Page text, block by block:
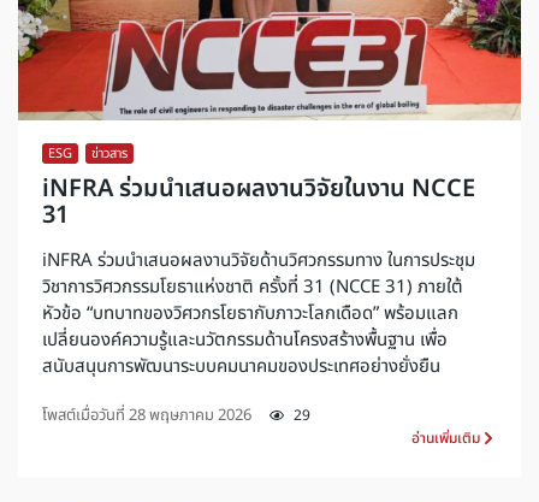
ESG ข่าวสาร
iNFRA ร่วมนำเสนอผลงานวิจัยในงาน NCCE
31
iNFRA ร่วมนำเสนอผลงานวิจัยด้านวิศวกรรมทาง ในการประชุม
วิชาการวิศวกรรมโยธาแห่งชาติ ครั้งที่ 31 (NCCE 31) ภายใต้
หัวข้อ “บทบาทของวิศวกรโยธากับภาวะโลกเดือด” พร้อมแลก
เปลี่ยนองค์ความรู้และนวัตกรรมด้านโครงสร้างพื้นฐาน เพื่อ
สนับสนุนการพัฒนาระบบคมนาคมของประเทศอย่างยั่งยืน
โพสต์เมื่อวันที่ 28 พฤษภาคม 2026
29
อ่านเพิ่มเติม